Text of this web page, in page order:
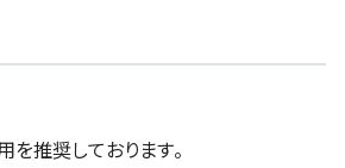
推奨しております。